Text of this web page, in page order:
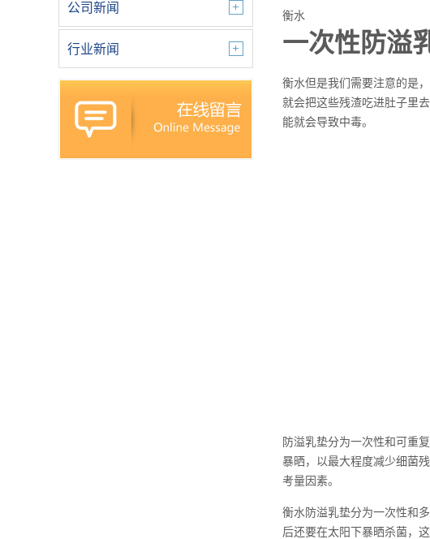
公司新闻
行业新闻
衡水
一次性防溢
衡水但是我们需要注意的是
就会把这些残渣吃进肚子里
能就会导致中毒。
防溢乳垫分为一次性和可重
暴晒，以最大程度减少细菌
考量因素。
衡水防溢乳垫分为一次性和
后还要在太阳下暴晒杀菌，